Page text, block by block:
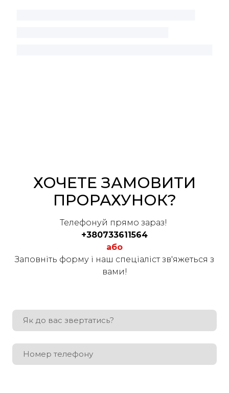
ХОЧЕТЕ ЗАМОВИТИ
ПРОРАХУНОК?
Телефонуй прямо зараз!
+380733611564
або
Заповніть форму і наш спеціаліст зв'яжеться з
вами!